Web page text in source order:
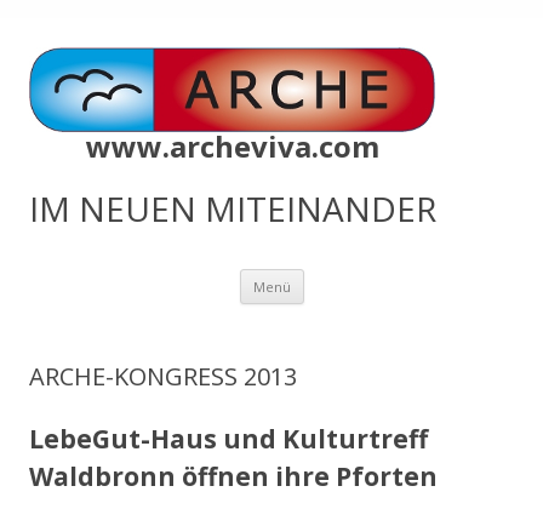
www.archeviva.com
IM NEUEN MITEINANDER
Menü Zum
springen
ARCHE-KONGRESS 2013
LebeGut-Haus und Kulturtreff
Waldbronn öffnen ihre Pforten